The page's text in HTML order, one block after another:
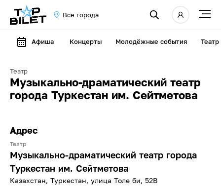
Все города
Афиша Концерты Молодёжные события Театр
Театр
Музыкально-драматический театр
города Туркестан им. Сейтметова
Адрес
Театр
Музыкально-драматический театр города
Туркестан им. Сейтметова
Казахстан, Туркестан, улица Толе би, 52В